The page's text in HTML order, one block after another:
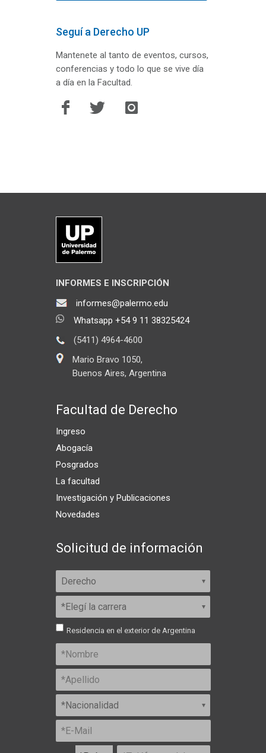
Seguí a Derecho UP
Mantenete al tanto de eventos, cursos,
conferencias y todo lo que se vive día
a día en la Facultad.
INFORMES E INSCRIPCIÓN
informes@palermo.edu
Whatsapp +54 9 11 38325424
(5411) 4964-4600
Mario Bravo 1050,
Buenos Aires, Argentina
Facultad de Derecho
Ingreso
Abogacía
Posgrados
La facultad
Investigación y Publicaciones
Novedades
Solicitud de información
Residencia en el exterior de Argentina